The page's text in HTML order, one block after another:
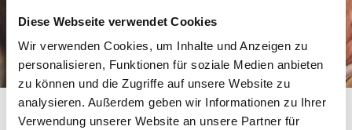
Diese Webseite verwendet Cookies
Wir verwenden Cookies, um Inhalte und Anzeigen zu
personalisieren, Funktionen für soziale Medien anbieten
zu können und die Zugriffe auf unsere Website zu
analysieren. Außerdem geben wir Informationen zu Ihrer
Verwendung unserer Website an unsere Partner für
SERVICE FÜR JOURNALISTEN
UND MEDIENVERTRETER
Presse Presse HIGH END Pressemitteilungen